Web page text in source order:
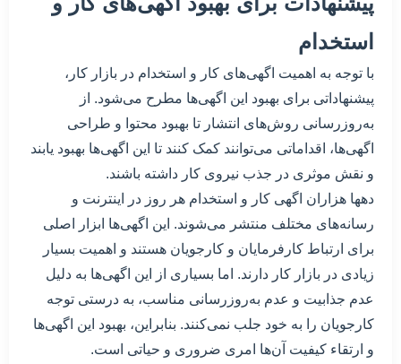
استخدام
با توجه به اهمیت اگهی‌های کار و استخدام در بازار کار،
پیشنهاداتی برای بهبود این اگهی‌ها مطرح می‌شود. از
به‌روزرسانی روش‌های انتشار تا بهبود محتوا و طراحی
اگهی‌ها، اقداماتی می‌توانند کمک کنند تا این اگهی‌ها بهبود یابند
و نقش موثری در جذب نیروی کار داشته باشند.
دهها هزاران اگهی کار و استخدام هر روز در اینترنت و
رسانه‌های مختلف منتشر می‌شوند. این اگهی‌ها ابزار اصلی
برای ارتباط کارفرمایان و کارجویان هستند و اهمیت بسیار
زیادی در بازار کار دارند. اما بسیاری از این اگهی‌ها به دلیل
عدم جذابیت و عدم به‌روزرسانی مناسب، به درستی توجه
کارجویان را به خود جلب نمی‌کنند. بنابراین، بهبود این اگهی‌ها
و ارتقاء کیفیت آن‌ها امری ضروری و حیاتی است.